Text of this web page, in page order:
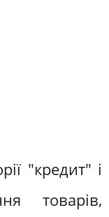
"кредит" і
товарів,